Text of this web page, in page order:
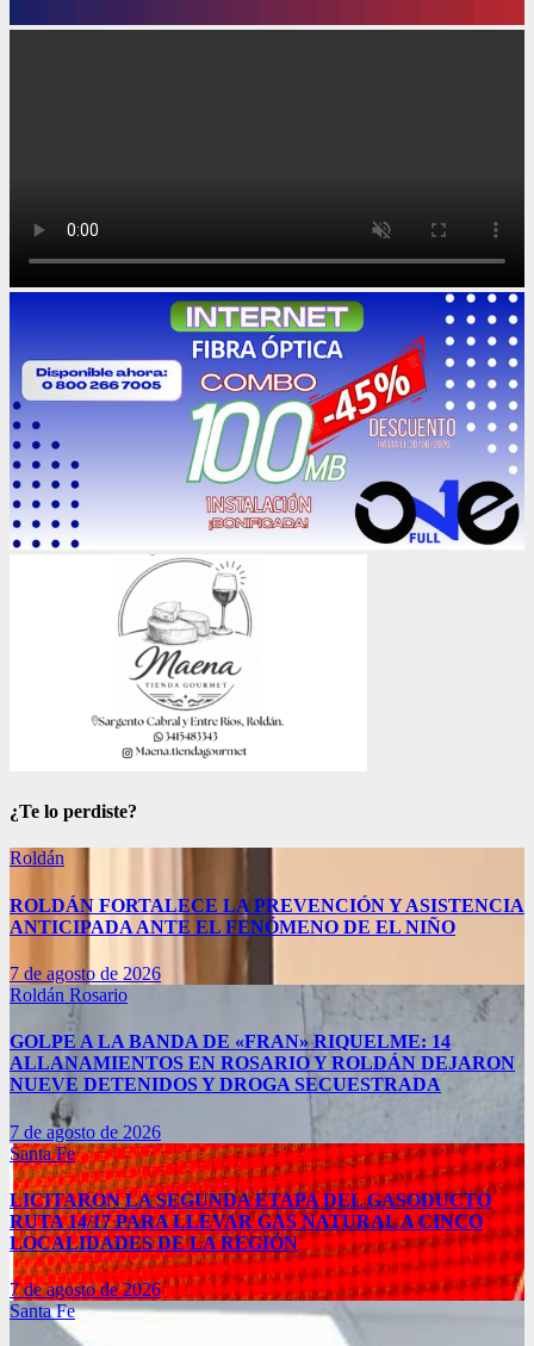
¿Te lo perdiste?
Roldán
ROLDÁN FORTALECE LA PREVENCIÓN Y ASISTENCIA
ANTICIPADA ANTE EL FENÓMENO DE EL NIÑO
7 de agosto de 2026
Roldán Rosario
GOLPE A LA BANDA DE «FRAN» RIQUELME: 14
ALLANAMIENTOS EN ROSARIO Y ROLDÁN DEJARON
NUEVE DETENIDOS Y DROGA SECUESTRADA
7 de agosto de 2026
Santa Fe
LICITARON LA SEGUNDA ETAPA DEL GASODUCTO
RUTA 14/17 PARA LLEVAR GAS NATURAL A CINCO
LOCALIDADES DE LA REGIÓN
7 de agosto de 2026
Santa Fe